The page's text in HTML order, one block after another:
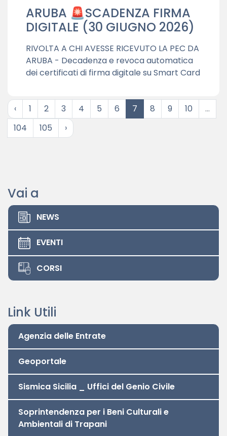
Vai a
NEWS
EVENTI
CORSI
Link Utili
Agenzia delle Entrate
Geoportale
Sismica Sicilia _ Uffici del Genio Civile
Soprintendenza per i Beni Culturali e
Ambientali di Trapani
ARUBA 🚨SCADENZA FIRMA
DIGITALE (30 GIUGNO 2026)
RIVOLTA A CHI AVESSE RICEVUTO LA PEC DA
ARUBA - Decadenza e revoca automatica
dei certificati di firma digitale su Smart Card
‹ 1 2 3 4 5 6 7 8 9 10
...
104
105 ›
Privacy Policy|Amministrazione Trasparente
© 2026 - Collegio Dei Geometri E Geometri Laureati
Della Prov. Di Trapani